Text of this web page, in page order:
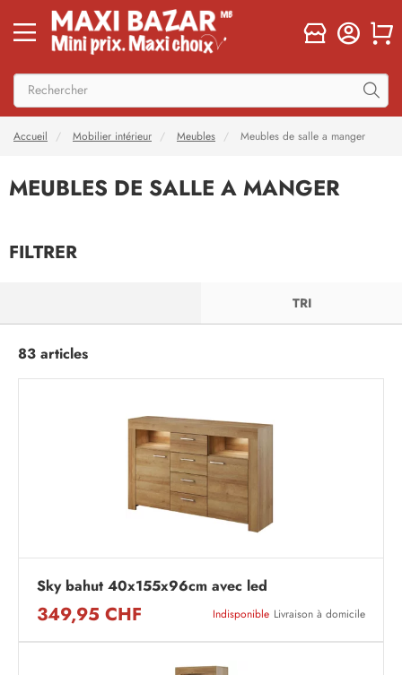
Accueil Mobilier intérieur Meubles Meubles de salle a manger
MEUBLES DE SALLE A MANGER
FILTRER
TRI
Sky bahut 40x155x96cm avec led
349,95 CHF Indisponible Livraison à domicile
83 articles